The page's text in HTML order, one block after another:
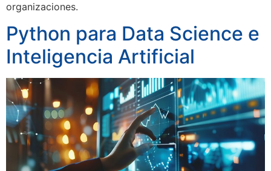
organizaciones.
Python para Data Science e
Inteligencia Artificial